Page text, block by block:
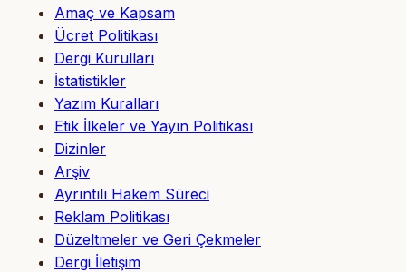
Amaç ve Kapsam
Ücret Politikası
Dergi Kurulları
İstatistikler
Yazım Kuralları
Etik İlkeler ve Yayın Politikası
Dizinler
Arşiv
Ayrıntılı Hakem Süreci
Reklam Politikası
Düzeltmeler ve Geri Çekmeler
Dergi İletişim